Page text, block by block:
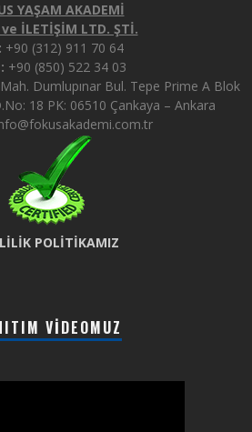
YAŞAM AKADEMİ
ve İLETİŞİM LTD. ŞTİ.
+90 (312) 911 70 64
+90 (850) 522 34 03
Dumlupınar Bul. Tepe Prime A Blok
18 PK: 06510 Çankaya – Ankara
POLİTİKAMIZ
VIDEOMUZ